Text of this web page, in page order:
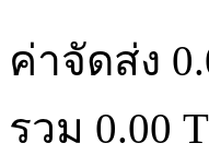
ค่าจัดส่ง
รวม 0.00